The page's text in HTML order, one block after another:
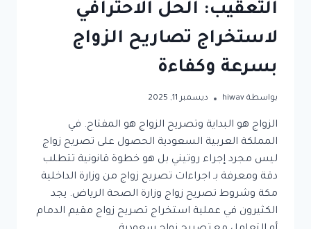
التعقيب: الحل الاحترافي
لاستخراج تصاريح الزواج
بسرعة وكفاءة
بواسطة hiwav ديسمبر 11, 2025
الزواج هو البداية وتصريح الزواج هو المفتاح. في
المملكة العربية السعودية الحصول على تصريح زواج
ليس مجرد إجراء روتيني بل هو خطوة قانونية تتطلب
دقة ومعرفة بـ اجراءات تصريح زواج من وزارة الداخلية
مكة وشروط تصريح زواج وزارة الصحة الرياض. يجد
الكثيرون في عملية استخراج تصريح زواج مقيم الدمام